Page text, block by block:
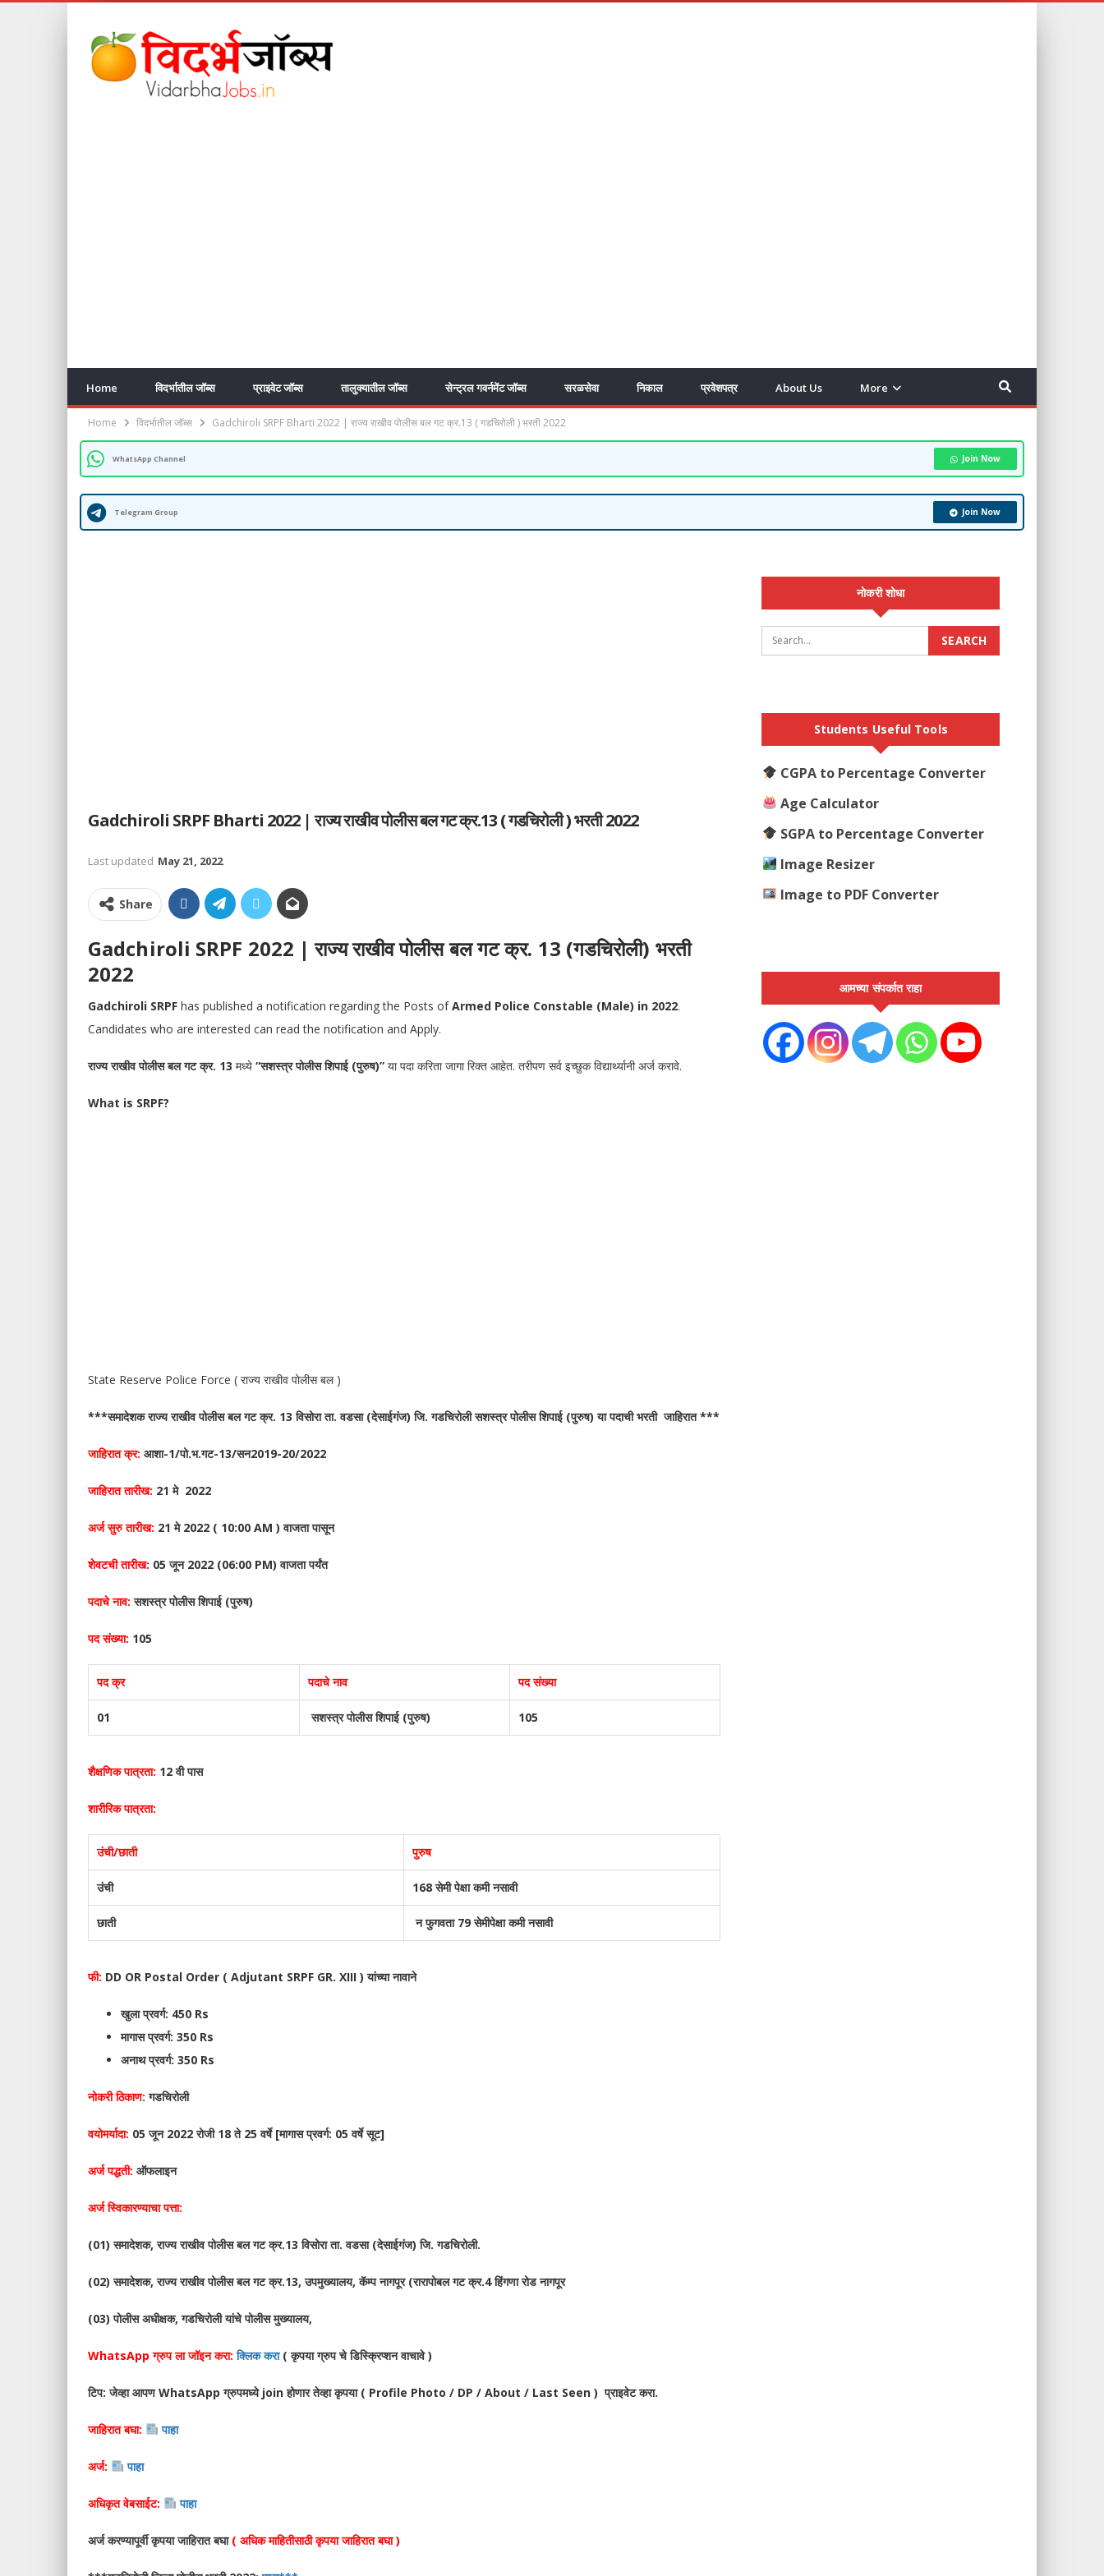
Home विदर्भातील जॉब्स प्राइवेट जॉब्स तालुक्यातील जॉब्स सेन्ट्रल गवर्नमेंट जॉब्स सरळसेवा निकाल प्रवेशपत्र About Us More
Home विदर्भातील जॉब्स Gadchiroli SRPF Bharti 2022 | राज्य राखीव पोलीस बल गट क्र.13 ( गडचिरोली ) भरती 2022
WhatsApp Channel Join Now
Telegram Group Join Now
Gadchiroli SRPF Bharti 2022 | राज्य राखीव पोलीस बल गट क्र.13 ( गडचिरोली ) भरती 2022
Last updated May 21, 2022
Share
Gadchiroli SRPF 2022 | राज्य राखीव पोलीस बल गट क्र. 13 (गडचिरोली) भरती
2022
Gadchiroli SRPF has published a notification regarding the Posts ofArmed Police Constable (Male) in 2022.
Candidates who are interested can read the notification and Apply.
राज्य राखीव पोलीस बल गट क्र. 13 मध्ये “सशस्त्र पोलीस शिपाई (पुरुष)” या पदा करिता जागा रिक्त आहेत. तरीपण सर्व इच्छुक विद्यार्थ्यानी अर्ज करावे.
What is SRPF?
State Reserve Police Force ( राज्य राखीव पोलीस बल )
***समादेशक राज्य राखीव पोलीस बल गट क्र. 13 विसोरा ता. वडसा (देसाईगंज) जि. गडचिरोली सशस्त्र पोलीस शिपाई (पुरुष) या पदाची भरती जाहिरात ***
जाहिरात क्र: आशा-1/पो.भ.गट-13/सन2019-20/2022
जाहिरात तारीख: 21 मे 2022
अर्ज सुरु तारीख: 21 मे 2022 ( 10:00 AM ) वाजता पासून
शेवटची तारीख: 05 जून 2022 (06:00 PM) वाजता पर्यंत
पदाचे नाव: सशस्त्र पोलीस शिपाई (पुरुष)
पद संख्या: 105
पद क्र पदाचे नाव पद संख्या
01 सशस्त्र पोलीस शिपाई (पुरुष) 105
शैक्षणिक पात्रता: 12 वी पास
शारीरिक पात्रता:
उंची/छाती पुरुष
उंची 168 सेमी पेक्षा कमी नसावी
छाती न फुगवता 79 सेमीपेक्षा कमी नसावी
फी: DD OR Postal Order ( Adjutant SRPF GR. XIII ) यांच्या नावाने
खुला प्रवर्ग: 450 Rs
मागास प्रवर्ग: 350 Rs
अनाथ प्रवर्ग: 350 Rs
नोकरी ठिकाण: गडचिरोली
वयोमर्यादा: 05 जून 2022 रोजी 18 ते 25 वर्षे [मागास प्रवर्ग: 05 वर्षे सूट]
अर्ज पद्धती: ऑफलाइन
अर्ज स्विकारण्याचा पत्ता:
(01) समादेशक, राज्य राखीव पोलीस बल गट क्र.13 विसोरा ता. वडसा (देसाईगंज) जि. गडचिरोली.
(02) समादेशक, राज्य राखीव पोलीस बल गट क्र.13, उपमुख्यालय, कॅम्प नागपूर (रारापोबल गट क्र.4 हिंगणा रोड नागपूर
(03) पोलीस अधीक्षक, गडचिरोली यांचे पोलीस मुख्यालय,
WhatsApp ग्रुप ला जॉइन करा: क्लिक करा ( कृपया ग्रुप चे डिस्क्रिप्शन वाचावे )
टिप: जेव्हा आपण WhatsApp ग्रुपमध्ये join होणार तेव्हा कृपया ( Profile Photo / DP / About / Last Seen ) प्राइवेट करा.
जाहिरात बघा: पाहा
अर्ज: पाहा
अधिकृत वेबसाईट: पाहा
अर्ज करण्यापूर्वी कृपया जाहिरात बघा ( अधिक माहितीसाठी कृपया जाहिरात बघा )
नोकरी शोधा
Students Useful Tools
CGPA to Percentage Converter
Age Calculator
SGPA to Percentage Converter
Image Resizer
Image to PDF Converter
आमच्या संपर्कात राहा